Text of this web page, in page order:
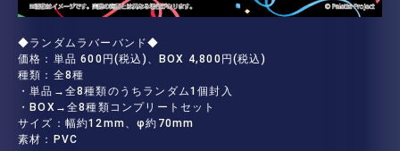
◆ランダムラバーバンド◆
価格：単品 600円(税込)、BOX 4,800円(税込)
種類：全8種
・単品→全8種類のうちランダム1個封入
・BOX→全8種類コンプリートセット
サイズ：幅約12mm、φ約70mm
素材：PVC